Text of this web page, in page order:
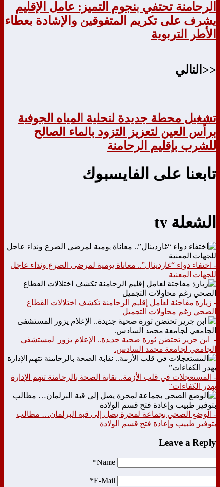
الرحامنة تحتفي بنجوم التميز: عامل الإقليم
يشرف على تكريم المتفوقين والإشادة بعطاء
الأطر التربوية
<<التالي
تشغيل محطة جديدة لتحلية المياه الجوفية
برأس العين لتعزيز التزود بالماء الصالح
للشرب بإقليم الرحامنة
تابعنا على الفايسبوك
الشعلة tv
- اختفاء دواء “غاردينال”.. معاناة يومية لمرضى الصرع ونداء عاجل
للجهات المعنية
- زيارة مفاجئة لعامل إقليم الرحامنة تكشف اختلالات القطاع
الصحي رغم محاولات التجميل
- ابن جرير تحتضن ثورة صحية جديدة.. الإعلام يزور المستشفى
الجامعي لجامعة محمد السادس.
- المستعجلات في قلب الأزمة.. نقابة الصحة بالرحامنة تتهم الإدارة
بهدر الكفاءات”
- الوضع الصحي بجماعة لمحرة يصل إلى قبة البرلمان… مطالب
بتوفير طبيب وإعادة فتح قسم الولادة
Leave a Reply
Name*
E-Mail*